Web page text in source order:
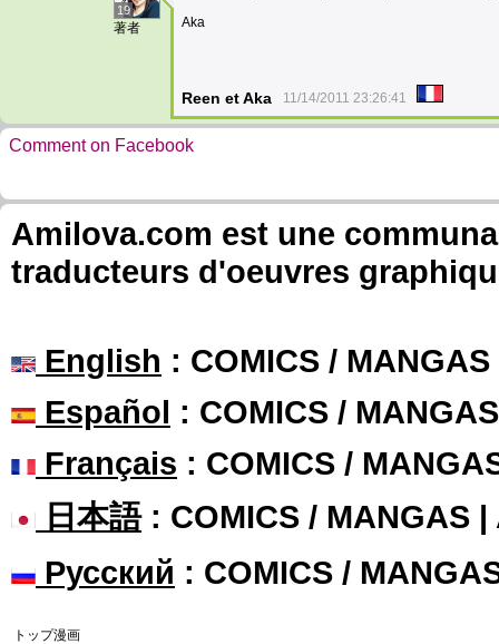
19
著者
Aka
Reen et Aka 11/14/2011 23:26:41
Comment on Facebook
Amilova.com est une
traducteurs d'oeuvres
English : COMICS /
Español : COMICS /
Français : COMICS /
日本語: COMICS / MANGAS |
Русский : COMICS /
トップ漫画